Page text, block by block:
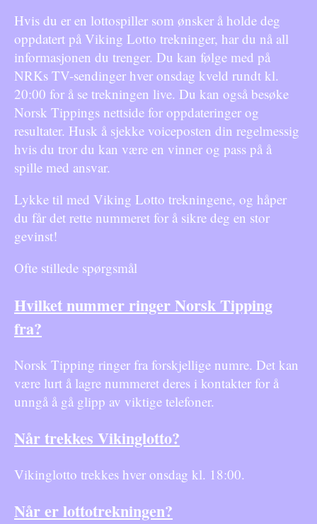
Hvis du er en lottospiller som ønsker å holde deg
oppdatert på Viking Lotto trekninger, har du nå all
informasjonen du trenger. Du kan følge med på
NRKs TV-sendinger hver onsdag kveld rundt kl.
20:00 for å se trekningen live. Du kan også besøke
Norsk Tippings nettside for oppdateringer og
resultater. Husk å sjekke voiceposten din regelmessig
hvis du tror du kan være en vinner og pass på å
spille med ansvar.
Lykke til med Viking Lotto trekningene, og håper
du får det rette nummeret for å sikre deg en stor
gevinst!
Ofte stillede spørgsmål
Hvilket nummer ringer Norsk Tipping
fra?
Norsk Tipping ringer fra forskjellige numre. Det kan
være lurt å lagre nummeret deres i kontakter for å
unngå å gå glipp av viktige telefoner.
Når trekkes Vikinglotto?
Vikinglotto trekkes hver onsdag kl. 18:00.
Når er lottotrekningen?